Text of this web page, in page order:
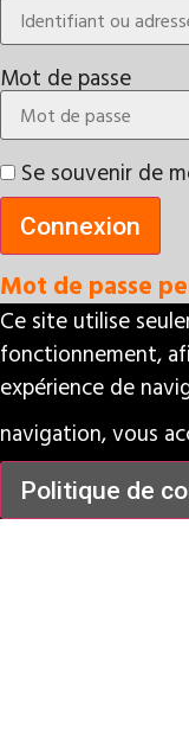
Mot de passe
Se souvenir de
Connexion
Mot de passe
Ce site utilise
fonctionnement,
expérience de
navigation, vous
Politique de